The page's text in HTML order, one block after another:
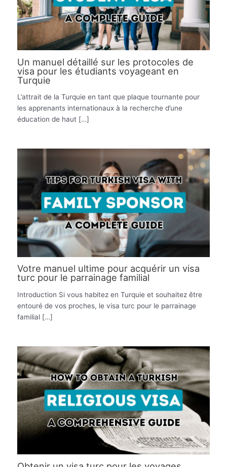
Un manuel détaillé sur les protocoles de
visa pour les étudiants voyageant en
Turquie
L’attrait de la Turquie en tant que plaque tournante pour
les apprenants internationaux à la recherche d’une
éducation de haut […]
Votre manuel ultime pour acquérir un visa
turc pour le parrainage familial
Introduction Si vous habitez en Turquie et souhaitez être
entouré de vos proches, le visa turc pour le parrainage
familial […]